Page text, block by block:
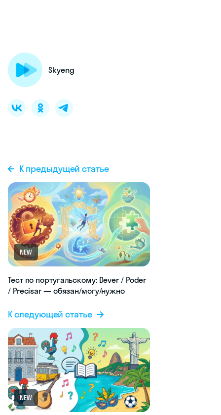
Skyeng
К предыдущей статье
NEW
Тест по португальскому: Dever / Poder
/ Precisar — обязан/могу/нужно
К следующей статье
NEW